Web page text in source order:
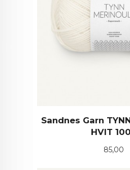
Sandnes Garn
HVIT
Pris
85,00